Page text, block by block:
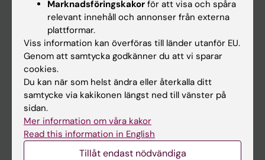
Utbildning
Forskarutbildning
Forskning
Om KI
På gång
Nyheter
Kalender
Marknadsföringskakor för att visa och spåra
relevant innehåll och annonser från externa
plattformar.
Viss information kan överföras till länder utanför EU.
Genom att samtycka godkänner du att vi sparar
cookies.
Du kan när som helst ändra eller återkalla ditt
samtycke via kakikonen längst ned till vänster på
sidan.
Mer information om våra kakor
Read this information in English
Tillåt endast nödvändiga